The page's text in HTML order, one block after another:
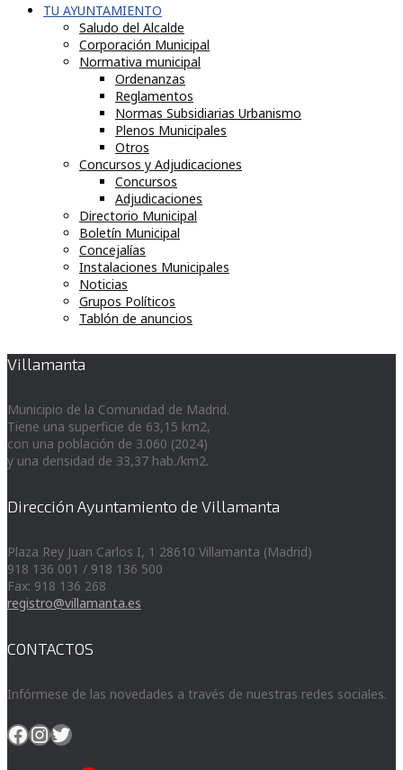
TU AYUNTAMIENTO
Saludo del Alcalde
Corporación Municipal
Normativa municipal
Ordenanzas
Reglamentos
Normas Subsidiarias Urbanismo
Plenos Municipales
Otros
Concursos y Adjudicaciones
Concursos
Adjudicaciones
Directorio Municipal
Boletín Municipal
Concejalías
Instalaciones Municipales
Noticias
Grupos Políticos
Tablón de anuncios
Villamanta
Municipio de la Comunidad de Madrid.
Tiene una superficie de 63,15 km2,
con una población de 3.060 (2024)
y una densidad de 33,37 hab./km2.
Dirección Ayuntamiento de Villamanta
Plaza Rey Juan Carlos I, 1 28610 Villamanta (Madrid)
918 136 001 / 918 136 500
Fax: 918 136 268
registro@villamanta.es
CONTACTOS
Infórmese de las novedades a través de nuestras redes sociales.
Facebook
Instagram
Twitter